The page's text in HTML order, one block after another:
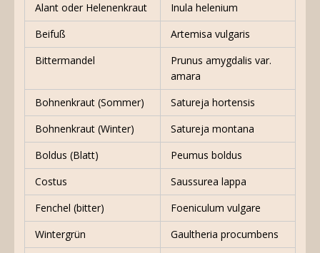
Alant oder Helenenkraut
Inula helenium
Beifuß
Artemisa vulgaris
Bittermandel
Prunus amygdalis var.
amara
Bohnenkraut (Sommer)
Satureja hortensis
Bohnenkraut (Winter)
Satureja montana
Boldus (Blatt)
Peumus boldus
Costus
Saussurea lappa
Fenchel (bitter)
Foeniculum vulgare
Wintergrün
Gaultheria procumbens